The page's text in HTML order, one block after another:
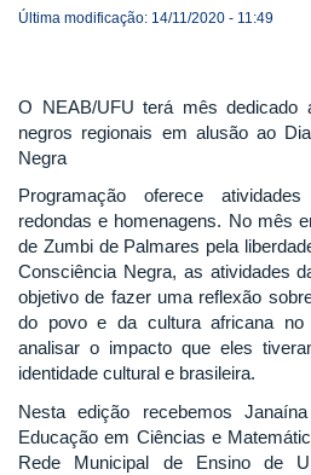
Última modificação: 14/11/2020 - 11:49
O NEAB/UFU terá mês dedicado
negros regionais em alusão ao
Negra
Programação oferece
redondas e homenagens. No mês
de Zumbi de Palmares pela
Consciência Negra, as atividades
objetivo de fazer uma reflexão
do povo e da cultura africana
analisar o impacto que eles
identidade cultural e brasileira.
Nesta edição recebemos
Educação em Ciências e
Rede Municipal de Ensino de